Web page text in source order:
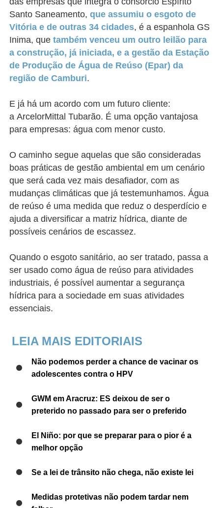
Santo Saneamento,que assumiu o esgoto de
Vitória e de outras 34 cidades, é a espanhola GS
Inima, quetambém venceu um outro leilão para
a construção, já iniciada, e a gestão da Estação
de Produção de Água de Reúso (Epar) da
região de Camburi.
E já há um acordo com um futuro cliente:
aArcelorMittal Tubarão. É uma opção vantajosa
para empresas: água com menor custo.
O caminho segue aquelas que são consideradas
boas práticas de gestão ambiental em um cenário
que será cada vez mais desafiador, com as
mudanças climáticas que já testemunhamos. Água
de reúso é uma medida que reduz o desperdício e
ajuda a diversificar a matriz hídrica, diante de
possíveis cenários de escassez.
Quando o esgoto sanitário, ao ser tratado, passa a
ser usado como água de reúso para atividades
industriais, é possível aumentar a segurança
hídrica para a sociedade em suas atividades
essenciais.
LEIA MAIS EDITORIAIS
Não podemos perder a chance de vacinar os
adolescentes contra o HPV
GWM em Aracruz: ES deixou de ser o
preterido no passado para ser o preferido
El Niño: por que se preparar para o pior é a
melhor opção
Se a lei de trânsito não chega, não existe lei
Medidas protetivas não podem tardar nem